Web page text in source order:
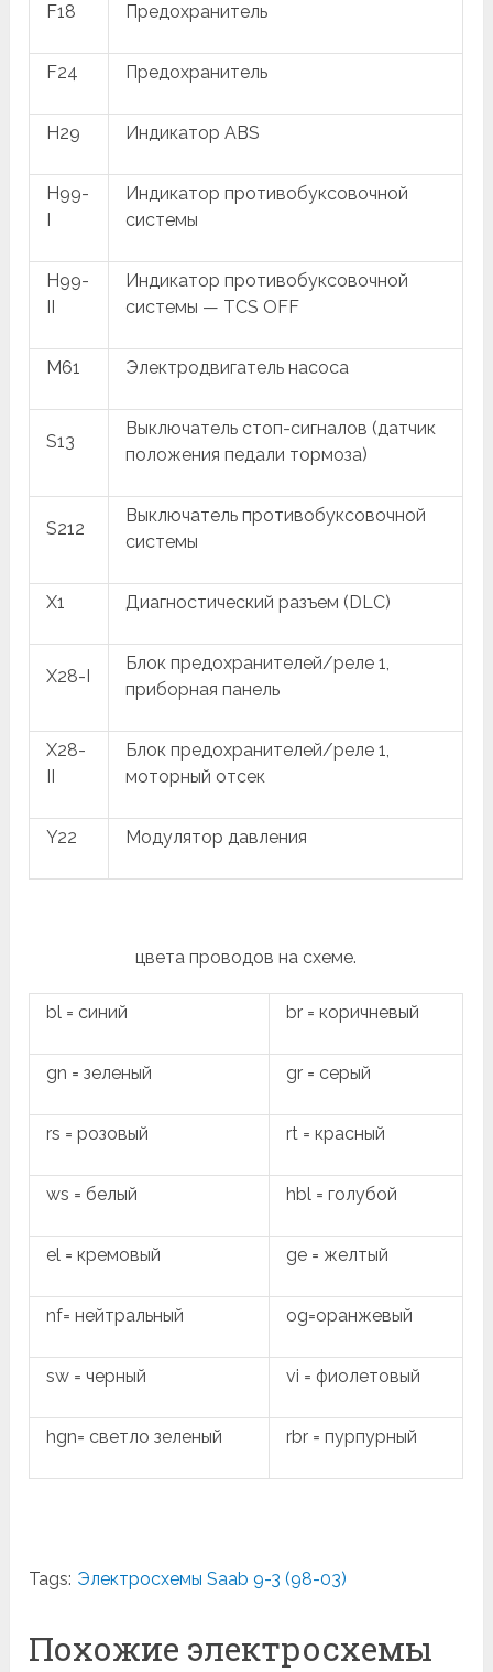
F18 Предохранитель
F24 Предохранитель
H29 Индикатор ABS
H99-
Индикатор противобуксовочной
системы
H99-
Индикатор противобуксовочной
системы — TCS OFF
M61 Электродвигатель насоса
S13
Выключатель стоп-сигналов (датчик
положения педали тормоза)
S212
Выключатель противобуксовочной
системы
X1 Диагностический разъем (DLC)
X28-I
Блок предохранителей/реле 1,
приборная панель
X28-
Блок предохранителей/реле 1,
моторный отсек
Y22 Модулятор давления
цвета проводов на схеме.
bl = синий br = коричневый
gn = зеленый gr = серый
rs = розовый rt = красный
ws = белый hbl = голубой
el = кремовый ge = желтый
nf= нейтральный og=оранжевый
sw = черный vi = фиолетовый
hgn= светло зеленый rbr = пурпурный
Tags: Электросхемы Saab 9-3 (98-03)
Похожие электросхемы